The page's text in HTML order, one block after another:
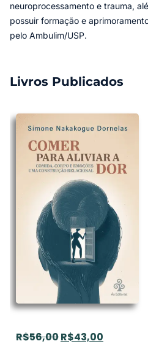
neuroprocessamento e trauma,
possuir formação e
pelo Ambulim/USP.
Livros Publicados
R$56,00R$43,00